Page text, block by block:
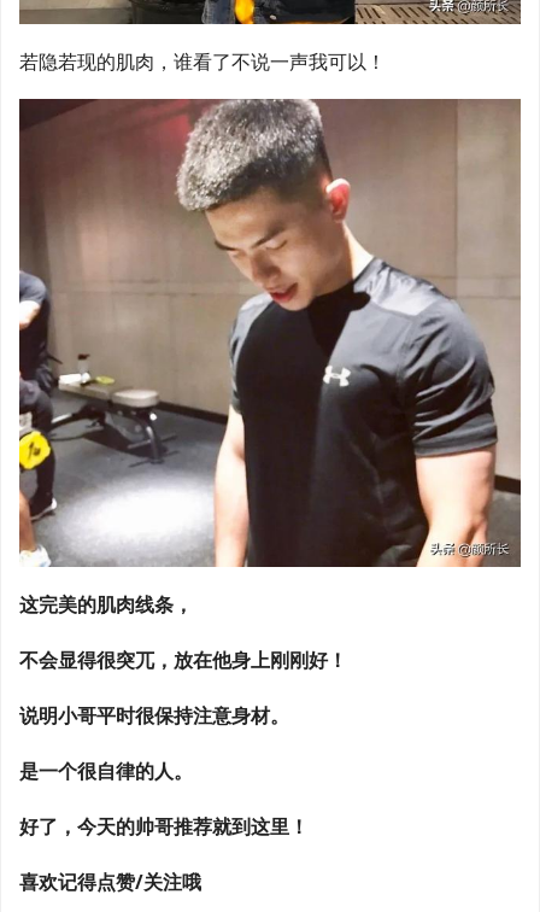
若隐若现的肌肉，谁看了不说一声我可以！
这完美的肌肉线条，
不会显得很突兀，放在他身上刚刚好！
说明小哥平时很保持注意身材。
是一个很自律的人。
好了，今天的帅哥推荐就到这里！
喜欢记得点赞/关注哦